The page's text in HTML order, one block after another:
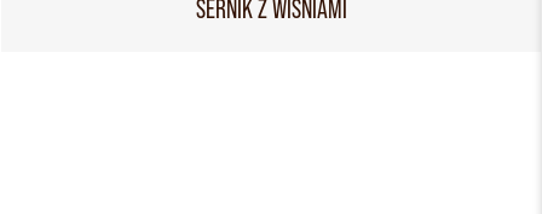
SERNIK Z WIŚNIAMI